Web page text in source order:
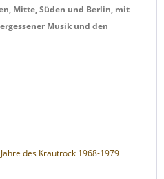
Mitte, Süden und Berlin, mit
Musik und den
des Krautrock 1968-1979